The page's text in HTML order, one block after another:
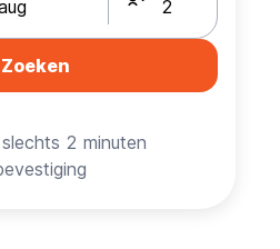
Zoeken
2 minuten